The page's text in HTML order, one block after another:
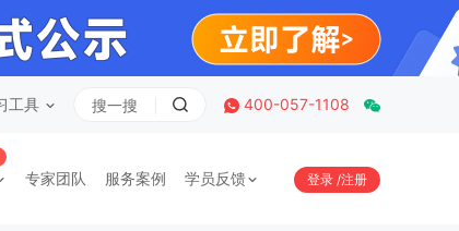
工具 400-057-1108
专家团队 服务案例 学员反馈 登录 /注册